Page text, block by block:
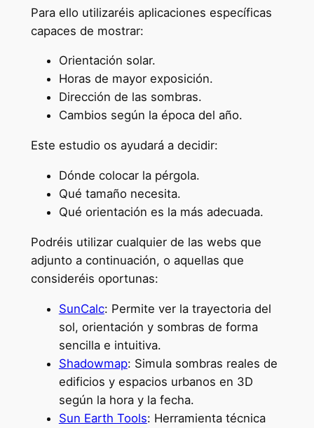
Para ello utilizaréis aplicaciones específicas
capaces de mostrar:
Orientación solar.
Horas de mayor exposición.
Dirección de las sombras.
Cambios según la época del año.
Este estudio os ayudará a decidir:
Dónde colocar la pérgola.
Qué tamaño necesita.
Qué orientación es la más adecuada.
Podréis utilizar cualquier de las webs que
adjunto a continuación, o aquellas que
consideréis oportunas:
SunCalc: Permite ver la trayectoria del
sol, orientación y sombras de forma
sencilla e intuitiva.
Shadowmap: Simula sombras reales de
edificios y espacios urbanos en 3D
según la hora y la fecha.
Sun Earth Tools: Herramienta técnica